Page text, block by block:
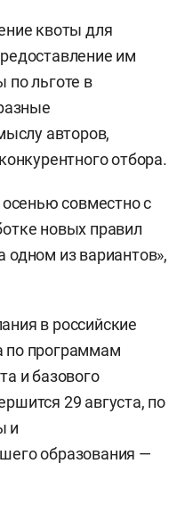
квоты для
им
по льготе в
авторов,
отбора.
осенью совместно с
новых правил
из вариантов»,
в российские
по программам
и базового
29 августа, по
и
образования —